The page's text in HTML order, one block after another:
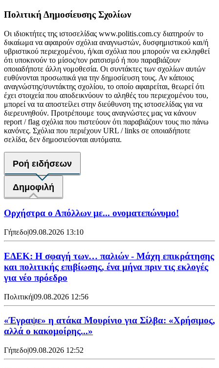
Πολιτική Δημοσίευσης Σχολίων
Οι ιδιοκτήτες της ιστοσελίδας www.politis.com.cy διατηρούν το
δικαίωμα να αφαιρούν σχόλια αναγνωστών, δυσφημιστικού και/ή
υβριστικού περιεχομένου, ή/και σχόλια που μπορούν να εκληφθεί
ότι υποκινούν το μίσος/τον ρατσισμό ή που παραβιάζουν
οποιαδήποτε άλλη νομοθεσία. Οι συντάκτες των σχολίων αυτών
ευθύνονται προσωπικά για την δημοσίευση τους. Αν κάποιος
αναγνώστης/συντάκτης σχολίου, το οποίο αφαιρείται, θεωρεί ότι
έχει στοιχεία που αποδεικνύουν το αληθές του περιεχομένου του,
μπορεί να τα αποστείλει στην διεύθυνση της ιστοσελίδας για να
διερευνηθούν. Προτρέπουμε τους αναγνώστες μας να κάνουν
report / flag σχόλια που πιστεύουν ότι παραβιάζουν τους πιο πάνω
κανόνες. Σχόλια που περιέχουν URL / links σε οποιαδήποτε
σελίδα, δεν δημοσιεύονται αυτόματα.
Ροή ειδήσεων
Δημοφιλή
Ορχήστρα o Aπόλλων με... ονοματεπώνυμο!
Γήπεδο|09.08.2026 13:10
ΕΔΕΚ: Η σφαγή των… παλιών - Μάχη επικράτησης
και πολιτικής επιβίωσης, ένα μήνα πριν τις εκλογές
για νέο πρόεδρο
Πολιτική|09.08.2026 12:56
«Έγραψε» η ατάκα Μουρίνιο για Σίλβα: «Χρήσιμος,
αλλά ο κακομοίρης...»
Γήπεδο|09.08.2026 12:52